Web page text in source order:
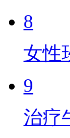
8
女性
9
治疗